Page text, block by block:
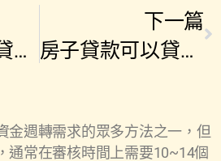
〈警示戶〉為貸款交出存摺，小心變成人頭帳戶吃上刑法！
下一篇
房子貸款可以貸多少？ 提高房子貸款成數的6大關鍵
金週轉需求的眾多方法之一，但
通常在審核時間上需要10~14個